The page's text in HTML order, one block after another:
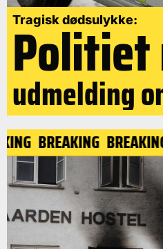
Tragisk dødsulykke:
Politiet
udmelding
BREAKING